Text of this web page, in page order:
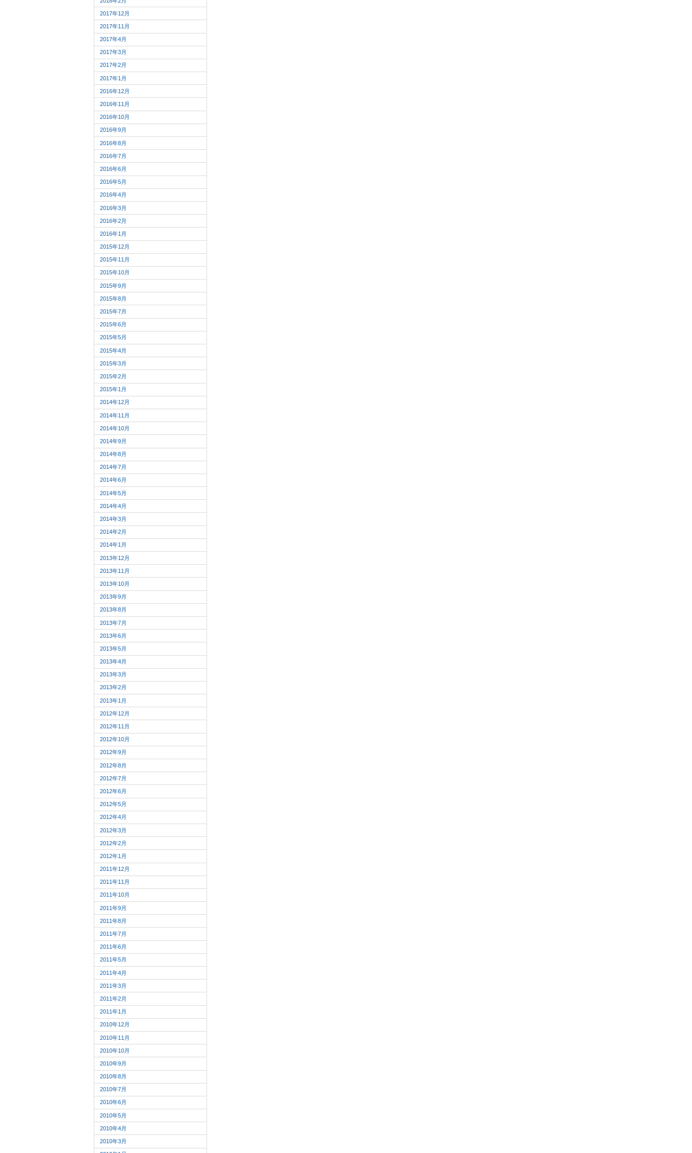
2017年12月
2017年11月
2017年4月
2017年3月
2017年2月
2017年1月
2016年12月
2016年11月
2016年10月
2016年9月
2016年8月
2016年7月
2016年6月
2016年5月
2016年4月
2016年3月
2016年2月
2016年1月
2015年12月
2015年11月
2015年10月
2015年9月
2015年8月
2015年7月
2015年6月
2015年5月
2015年4月
2015年3月
2015年2月
2015年1月
2014年12月
2014年11月
2014年10月
2014年9月
2014年8月
2014年7月
2014年6月
2014年5月
2014年4月
2014年3月
2014年2月
2014年1月
2013年12月
2013年11月
2013年10月
2013年9月
2013年8月
2013年7月
2013年6月
2013年5月
2013年4月
2013年3月
2013年2月
2013年1月
2012年12月
2012年11月
2012年10月
2012年9月
2012年8月
2012年7月
2012年6月
2012年5月
2012年4月
2012年3月
2012年2月
2012年1月
2011年12月
2011年11月
2011年10月
2011年9月
2011年8月
2011年7月
2011年6月
2011年5月
2011年4月
2011年3月
2011年2月
2011年1月
2010年12月
2010年11月
2010年10月
2010年9月
2010年8月
2010年7月
2010年6月
2010年5月
2010年4月
2010年3月